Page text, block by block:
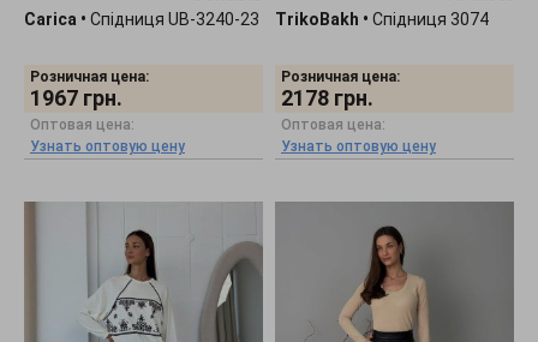
Carica • Спідниця UB-3240-23
Розничная цена:
1967 грн.
Оптовая цена:
Узнать оптовую цену
TrikoBakh • Спідниця 3074
Розничная цена:
2178 грн.
Оптовая цена:
Узнать оптовую цену